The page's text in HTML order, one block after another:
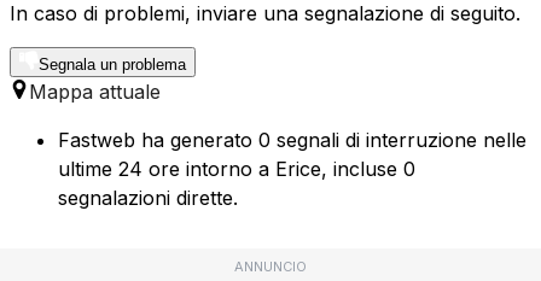
In caso di problemi, inviare una segnalazione di seguito.
Segnala un problema
Mappa attuale
Fastweb ha generato 0 segnali di interruzione nelle
ultime 24 ore intorno a Erice, incluse 0
segnalazioni dirette.
ANNUNCIO